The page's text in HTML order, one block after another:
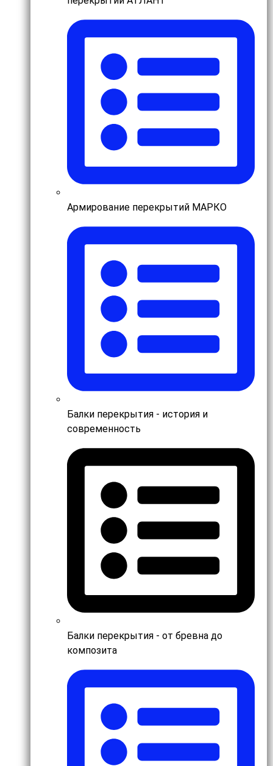
Армирование перекрытий МАРКО
Балки перекрытия - история и
современность
Балки перекрытия - от бревна до
композита